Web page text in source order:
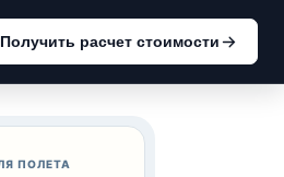
Получить расчет стоимости
ПОЛЕТА